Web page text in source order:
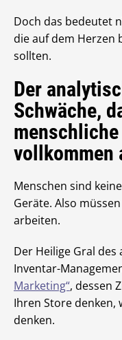
Doch das bedeutet
die auf dem Herzen
sollten.
Der
Schwäche,
vollkommen
Menschen sind
Geräte. Also
arbeiten.
Der Heilige Gral
Inventar-
Marketing“, dessen
Ihren Store denken,
denken.